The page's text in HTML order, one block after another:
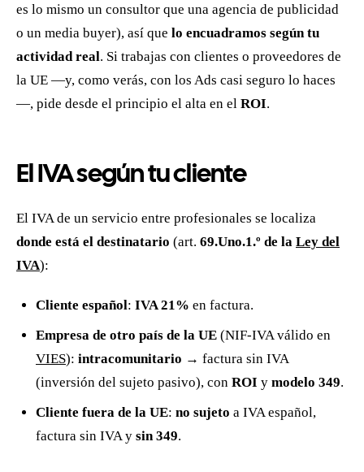
es lo mismo un consultor que una agencia de publicidad
o un media buyer), así que lo encuadramos según tu
actividad real. Si trabajas con clientes o proveedores de
la UE —y, como verás, con los Ads casi seguro lo haces
—, pide desde el principio el alta en el ROI.
El IVA según tu cliente
El IVA de un servicio entre profesionales se localiza
donde está el destinatario (art. 69.Uno.1.º de la Ley del
IVA):
Cliente español: IVA 21% en factura.
Empresa de otro país de la UE (NIF-IVA válido en
VIES): intracomunitario → factura sin IVA
(inversión del sujeto pasivo), con ROI y modelo 349.
Cliente fuera de la UE: no sujeto a IVA español,
factura sin IVA y sin 349.